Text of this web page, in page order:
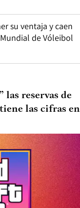
su ventaja y caen
de Vóleibol
las reservas de
las cifras en